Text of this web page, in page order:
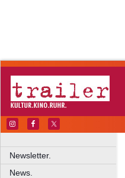
Newsletter.
News.